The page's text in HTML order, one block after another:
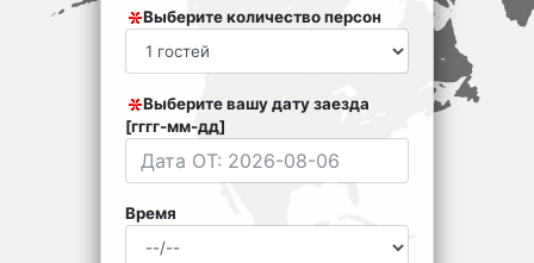
Выберите количество персон
Выберите вашу дату заезда
[гггг-мм-дд]
Время